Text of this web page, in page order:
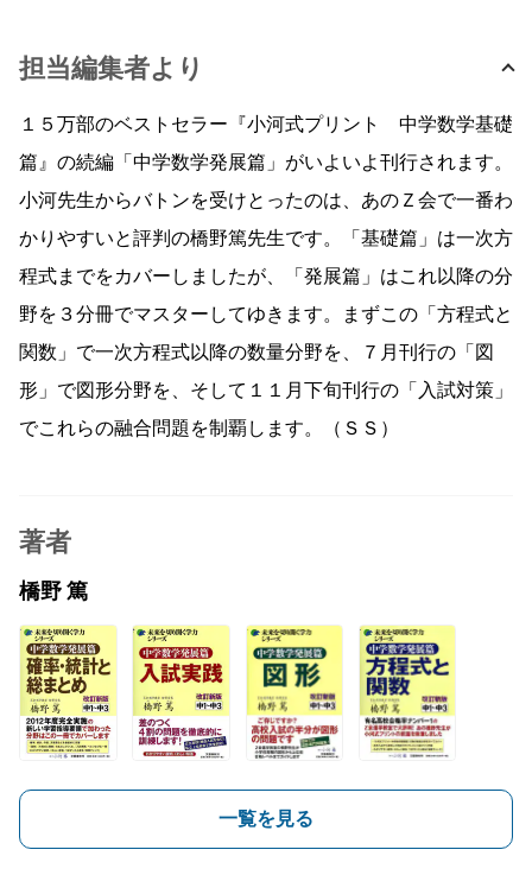
担当編集者より
１５万部のベストセラー『小河式プリント 中学数学基礎
篇』の続編「中学数学発展篇」がいよいよ刊行されます。
小河先生からバトンを受けとったのは、あのＺ会で一番わ
かりやすいと評判の橋野篤先生です。「基礎篇」は一次方
程式までをカバーしましたが、「発展篇」はこれ以降の分
野を３分冊でマスターしてゆきます。まずこの「方程式と
関数」で一次方程式以降の数量分野を、７月刊行の「図
形」で図形分野を、そして１１月下旬刊行の「入試対策」
でこれらの融合問題を制覇します。（ＳＳ）
著者
橋野 篤
一覧を見る